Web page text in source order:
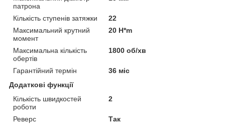
патрона
Кількість ступенів затяжки
22
Максимальний крутний
момент
20 H*m
Максимальна кількість
обертів
1800 об/хв
Гарантійний термін
36 міс
Додаткові функції
Кількість швидкостей
роботи
2
Реверс
Так